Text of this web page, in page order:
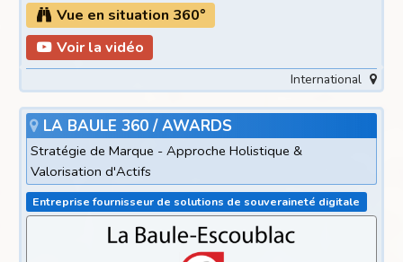
Vue en situation 360°
Voir la vidéo
International
LA BAULE 360 / AWARDS
Stratégie de Marque - Approche Holistique &
Valorisation d'Actifs
Entreprise fournisseur de solutions de souveraineté digitale